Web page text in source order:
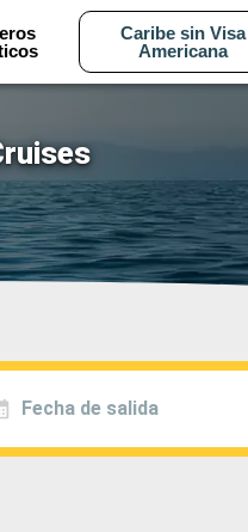
Caribe sin Visa
Americana
Fecha de salida